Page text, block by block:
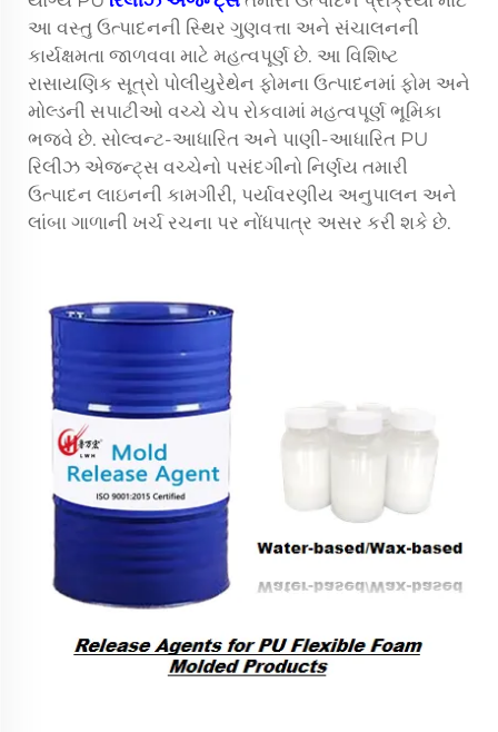
આ વસ્તુ ઉત્પાદનની સ્થિર ગુણવત્તા અને સંચાલનની
કાર્યક્ષમતા જાળવવા માટે મહત્વપૂર્ણ છે. આ વિશિષ્ટ
રાસાયણિક સૂત્રો પોલીયુરેથેન ફોમના ઉત્પાદનમાં ફોમ અને
મોલ્ડની સપાટીઓ વચ્ચે ચેપ રોકવામાં મહત્વપૂર્ણ ભૂમિકા
ભજવે છે. સોલ્વન્ટ-આધારિત અને પાણી-આધારિત PU
રિલીઝ એજન્ટ્સ વચ્ચેનો પસંદગીનો નિર્ણય તમારી
ઉત્પાદન લાઇનની કામગીરી, પર્યાવરણીય અનુપાલન અને
લાંબા ગાળાની ખર્ચ રચના પર નોંધપાત્ર અસર કરી શકે છે.